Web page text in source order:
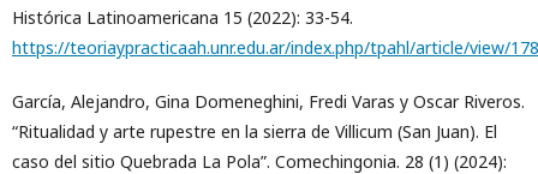
Histórica Latinoamericana 15 (2022): 33-54.
https://teoriaypracticaah.unr.edu.ar/index.php/tpahl/article/view/
García, Alejandro, Gina Domeneghini, Fredi Varas y Oscar Riveros.
“Ritualidad y arte rupestre en la sierra de Villicum (San Juan). El
caso del sitio Quebrada La Pola”. Comechingonia. 28 (1) (2024):